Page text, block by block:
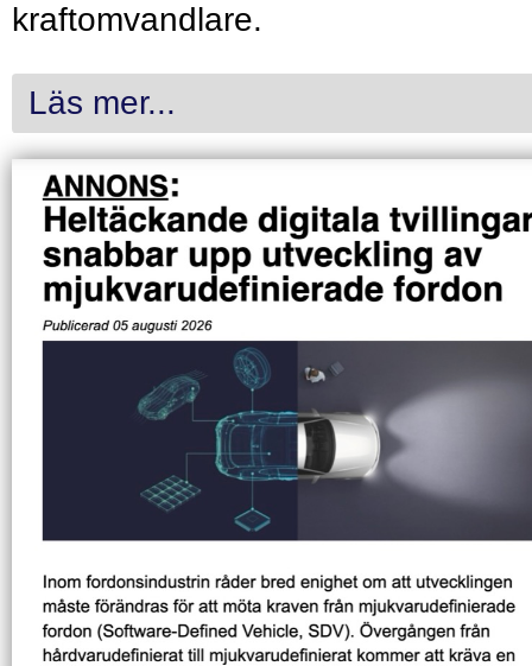
kraftomvandlare.
Läs mer...